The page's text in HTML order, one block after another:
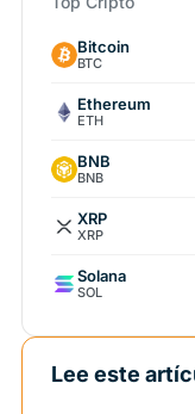
Bitcoin
BTC
Ethereum
ETH
BNB
BNB
XRP
XRP
Solana
SOL
Lee este